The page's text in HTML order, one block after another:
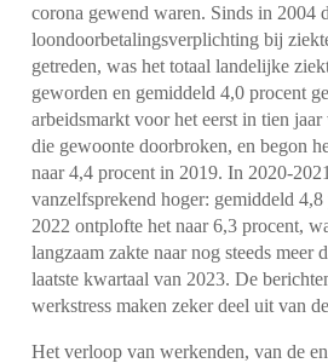
corona gewend waren. Sinds in 2004
loondoorbetalingsverplichting bij
getreden, was het totaal landelijke
geworden en gemiddeld 4,0 procent
arbeidsmarkt voor het eerst in tien
die gewoonte doorbroken, en begon
naar 4,4 procent in 2019. In 2020-
vanzelfsprekend hoger: gemiddeld
2022 ontplofte het naar 6,3 procent,
langzaam zakte naar nog steeds meer
laatste kwartaal van 2023. De
werkstress maken zeker deel uit van
Het verloop van werkenden, van de